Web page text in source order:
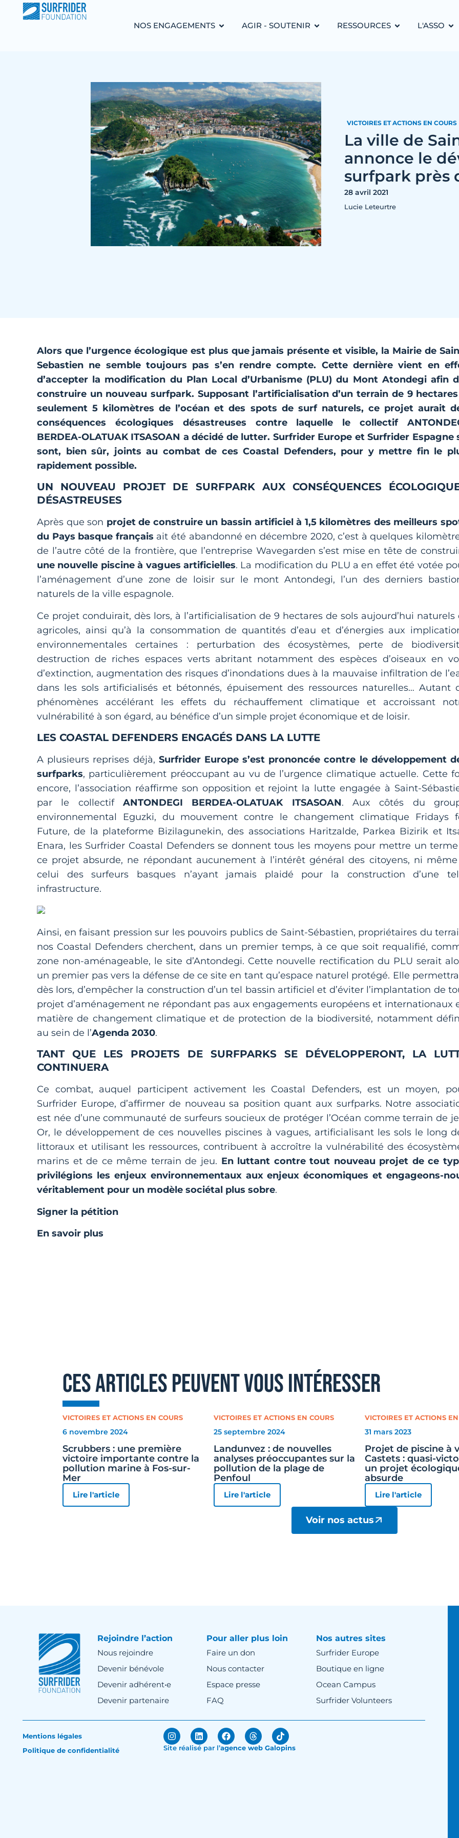
NOS ENGAGEMENTS AGIR - SOUTENIR RESSOURCES L'ASSO
VICTOIRES ET ACTIONS EN COURS
La ville de
annonce le
surfpark près
28 avril 2021
Lucie Leteurtre
Alors que l’urgence écologique est plus que jamais présente et visible, la Mairie de
Sebastien ne semble toujours pas s’en rendre compte. Cette dernière vient en
d’accepter la modification du Plan Local d’Urbanisme (PLU) du Mont Atondegi afin
construire un nouveau surfpark. Supposant l’artificialisation d’un terrain de 9
seulement 5 kilomètres de l’océan et des spots de surf naturels, ce projet aurait
conséquences écologiques désastreuses contre laquelle le collectif
BERDEA-OLATUAK ITSASOAN a décidé de lutter. Surfrider Europe etSurfrider Espagne
sont, bien sûr, joints au combat de cesCoastal Defenders, pour y mettre fin le
rapidement possible.
UN NOUVEAU PROJET DE SURFPARK AUX CONSÉQUENCES
DÉSASTREUSES
Après que son projet de construire un bassin artificiel à 1,5 kilomètres des meilleurs
du Pays basque français ait été abandonné en décembre 2020, c’est à quelques
de l’autre côté de la frontière, que l’entreprise Wavegarden s’est mise en tête de
une nouvelle piscine à vagues artificielles. La modification du PLU a en effet été votée
l’aménagement d’une zone de loisir sur le mont Antondegi, l’un des derniers
naturels de la ville espagnole.
Ce projet conduirait, dès lors, à l’artificialisation de 9 hectares de sols aujourd’hui naturels
agricoles, ainsi qu’à la consommation de quantités d’eau et d’énergies aux
environnementales certaines : perturbation des écosystèmes, perte de
destruction de riches espaces verts abritant notamment des espèces d’oiseaux en
d’extinction, augmentation des risques d’inondations dues à la mauvaise infiltration de
dans les sols artificialisés et bétonnés, épuisement des ressources naturelles… Autant
phénomènes accélérant les effets du réchauffement climatique et accroissant
vulnérabilité à son égard, au bénéfice d’un simple projet économique et de loisir.
LES COASTAL DEFENDERS ENGAGÉS DANS LA LUTTE
A plusieurs reprises déjà, Surfrider Europe s’est prononcée contre le développement
surfparks, particulièrement préoccupant au vu de l’urgence climatique actuelle. Cette
encore, l’association réaffirme son opposition et rejoint la lutte engagée à Saint-
par le collectif ANTONDEGI BERDEA-OLATUAK ITSASOAN. Aux côtés du
environnemental Eguzki, du mouvement contre le changement climatique Fridays
Future, de la plateforme Bizilagunekin, des associations Haritzalde, Parkea Bizirik et
Enara, les Surfrider Coastal Defenders se donnent tous les moyens pour mettre un
ce projet absurde, ne répondant aucunement à l’intérêt général des citoyens, ni
celui des surfeurs basques n’ayant jamais plaidé pour la construction d’une
infrastructure.
Ainsi, en faisant pression sur les pouvoirs publics de Saint-Sébastien, propriétaires du
nos Coastal Defenders cherchent, dans un premier temps, à ce que soit requalifié,
zone non-aménageable, le site d’Antondegi. Cette nouvelle rectification du PLU serait
un premier pas vers la défense de ce site en tant qu’espace naturel protégé. Elle
dès lors, d’empêcher la construction d’un tel bassin artificiel et d’éviter l’implantation de
projet d’aménagement ne répondant pas aux engagements européens et internationaux
matière de changement climatique et de protection de la biodiversité, notamment
au sein de l’Agenda 2030.
TANT QUE LES PROJETS DE SURFPARKS SE DÉVELOPPERONT, LA
CONTINUERA
Ce combat, auquel participent activement les Coastal Defenders, est un moyen,
Surfrider Europe, d’affirmer de nouveau sa position quant aux surfparks. Notre
est née d’une communauté de surfeurs soucieux de protéger l’Océan comme terrain de
Or, le développement de ces nouvelles piscines à vagues, artificialisant les sols le long
littoraux et utilisant les ressources, contribuent à accroître la vulnérabilité des
marins et de ce même terrain de jeu. En luttant contre tout nouveau projet de ce
privilégions les enjeux environnementaux aux enjeux économiques et engageons-
véritablement pour un modèle sociétal plus sobre.
Signer la pétition
En savoir plus
ces articles peuvent vous intéresser
VICTOIRES ET ACTIONS EN COURS
6 novembre 2024
Scrubbers : une première
victoire importante contre la
pollution marine à Fos-sur-
Mer
Lire l'article
VICTOIRES ET ACTIONS EN COURS
25 septembre 2024
Landunvez : de nouvelles
analyses préoccupantes sur la
pollution de la plage de
Penfoul
Lire l'article
VICTOIRES ET ACTIONS
31 mars 2023
Projet de piscine à
Castets : quasi-
un projet
absurde
Lire l'article
Voir nos actus
Rejoindre l’action
Nous rejoindre
Devenir bénévole
Devenir adhérent•e
Devenir partenaire
Pour aller plus loin
Faire un don
Nous contacter
Espace presse
FAQ
Nos autres sites
Surfrider Europe
Boutique en ligne
Ocean Campus
Surfrider Volunteers
Mentions légales
Politique de confidentialité
Site réalisé par l’agence web Galopins